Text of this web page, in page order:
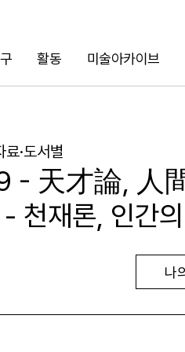
활동 미술아카이브
료·도서별
- 天才論, 人
천재론, 인간의
나